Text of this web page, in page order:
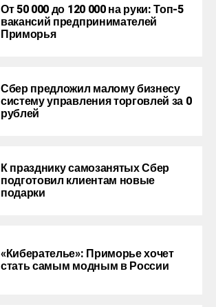
От 50 000 до 120 000 на руки: Топ-5
вакансий предпринимателей
Приморья
Сбер предложил малому бизнесу
систему управления торговлей за 0
рублей
К празднику самозанятых Сбер
подготовил клиентам новые
подарки
«Киберателье»: Приморье хочет
стать самым модным в России